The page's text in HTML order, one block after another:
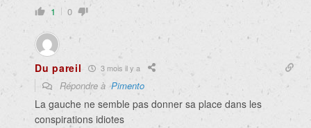
1 0
Du pareil 3 mois il y a
Répondre àPimento
La gauche ne semble pas donner sa place dans les
conspirations idiotes